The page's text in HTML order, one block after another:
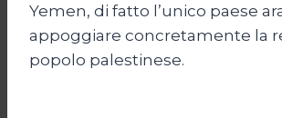
Yemen, di fatto l’unico paese
appoggiare concretamente la
popolo palestinese.